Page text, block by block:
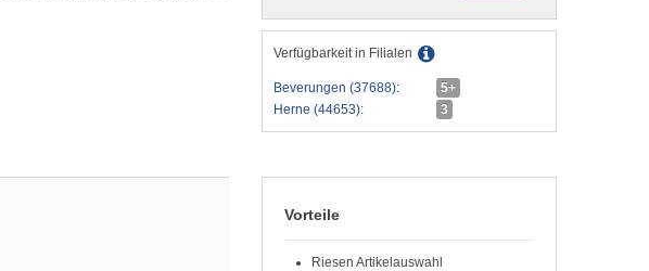
Verfügbarkeit in Filialen
Beverungen (37688):
5+
Herne (44653):
3
Vorteile
Riesen Artikelauswahl